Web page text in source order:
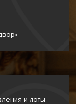
и лоты